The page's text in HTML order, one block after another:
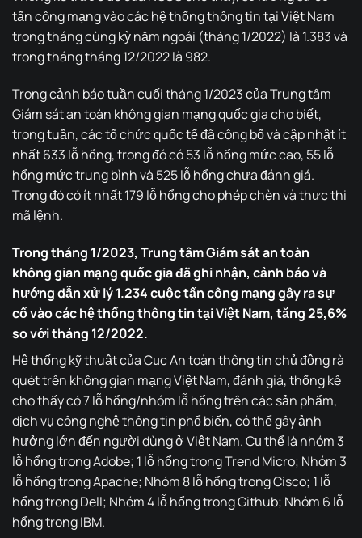
tấn công mạng vào các hệ thống thông tin tại Việt Nam
trong tháng cùng kỳ năm ngoái (tháng 1/2022) là 1.383 và
trong tháng tháng 12/2022 là 982.
Trong cảnh báo tuần cuối tháng 1/2023 của Trung tâm
Giám sát an toàn không gian mạng quốc gia cho biết,
trong tuần, các tổ chức quốc tế đã công bố và cập nhật ít
nhất 633 lỗ hổng, trong đó có 53 lỗ hổng mức cao, 55 lỗ
hổng mức trung bình và 525 lỗ hổng chưa đánh giá.
Trong đó có ít nhất 179 lỗ hổng cho phép chèn và thực thi
mã lệnh.
Trong tháng 1/2023, Trung tâm Giám sát an toàn
không gian mạng quốc gia đã ghi nhận, cảnh báo và
hướng dẫn xử lý 1.234 cuộc tấn công mạng gây ra sự
cố vào các hệ thống thông tin tại Việt Nam, tăng 25,6%
so với tháng 12/2022.
Hệ thống kỹ thuật của Cục An toàn thông tin chủ động rà
quét trên không gian mạng Việt Nam, đánh giá, thống kê
cho thấy có 7 lỗ hổng/nhóm lỗ hổng trên các sản phẩm,
dịch vụ công nghệ thông tin phổ biến, có thể gây ảnh
hưởng lớn đến người dùng ở Việt Nam. Cụ thể là nhóm 3
lỗ hổng trong Adobe; 1 lỗ hổng trong Trend Micro; Nhóm 3
lỗ hổng trong Apache; Nhóm 8 lỗ hổng trong Cisco; 1 lỗ
hổng trong Dell; Nhóm 4 lỗ hổng trong Github; Nhóm 6 lỗ
hổng trong IBM.